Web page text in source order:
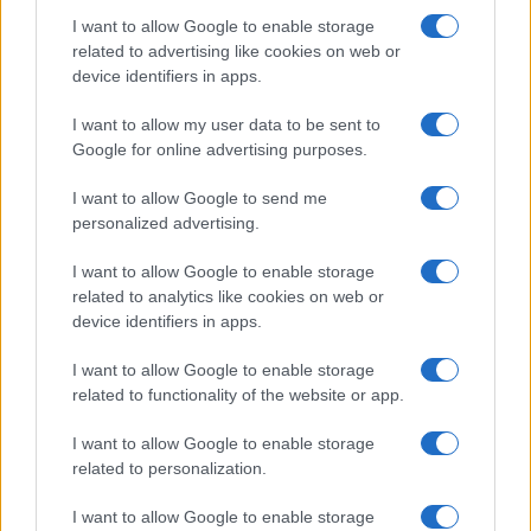
I want to allow Google to enable storage
related to advertising like cookies on web or
device identifiers in apps.
I want to allow my user data to be sent to
Google for online advertising purposes.
I want to allow Google to send me
personalized advertising.
I want to allow Google to enable storage
related to analytics like cookies on web or
device identifiers in apps.
I want to allow Google to enable storage
related to functionality of the website or app.
I want to allow Google to enable storage
related to personalization.
I want to allow Google to enable storage